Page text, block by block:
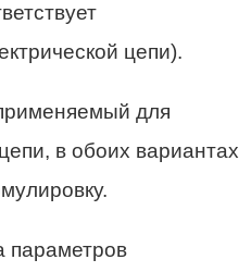
цепи).
для
в обоих вариантах